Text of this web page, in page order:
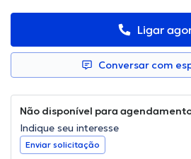
Ligar
Conversar com
Não disponível para
Indique seu interesse
Enviar solicitação